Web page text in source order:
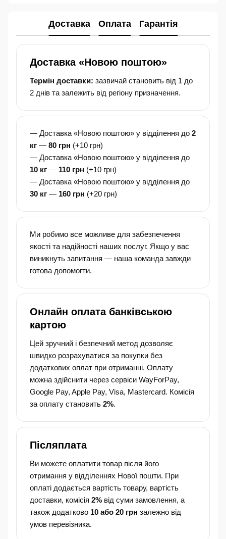
Доставка Оплата Гарантія
Доставка «Новою поштою»
Термін доставки: зазвичай становить від 1 до
2 днів та залежить від регіону призначення.
— Доставка «Новою поштою» у відділення до 2
кг — 80 грн (+10 грн)
— Доставка «Новою поштою» у відділення до
10 кг — 110 грн (+10 грн)
— Доставка «Новою поштою» у відділення до
30 кг — 160 грн (+20 грн)
Ми робимо все можливе для забезпечення
якості та надійності наших послуг. Якщо у вас
виникнуть запитання — наша команда завжди
готова допомогти.
Онлайн оплата банківською
картою
Цей зручний і безпечний метод дозволяє
швидко розрахуватися за покупки без
додаткових оплат при отриманні. Оплату
можна здійснити через сервіси WayForPay,
Google Pay, Apple Pay, Visa, Mastercard. Комісія
за оплату становить 2%.
Післяплата
Ви можете оплатити товар після його
отримання у відділеннях Нової пошти. При
оплаті додається вартість товару, вартість
доставки, комісія 2% від суми замовлення, а
також додатково 10 або 20 грн залежно від
умов перевізника.